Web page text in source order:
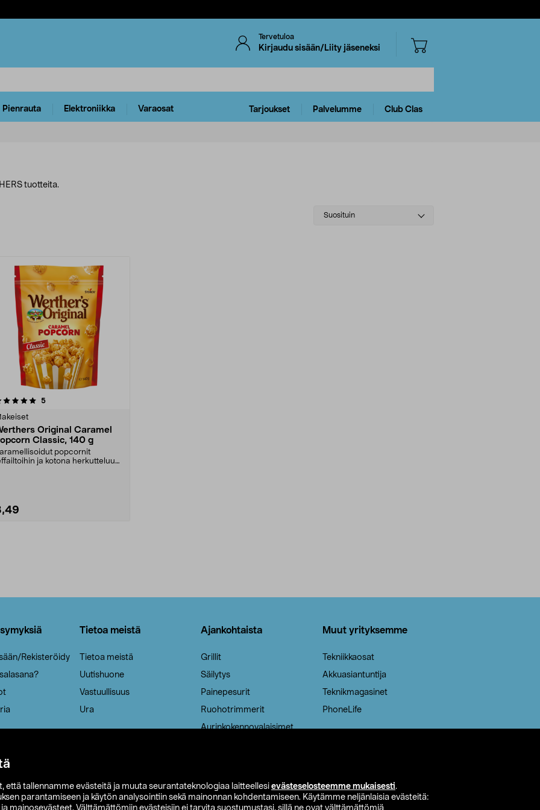
että tallennamme evästeitä ja muuta seurantateknologiaa laitteellesi evästeselosteemme mukaisesti.
parantamiseen ja käytön analysointiin sekä mainonnan kohdentamiseen. Käytämme neljänlaisia evästeitä:
mainosevästeet. Välttämättömiin evästeisiin ei tarvita suostumustasi, sillä ne ovat välttämättömiä
Tervetuloa
Kirjaudu sisään/Liity jäseneksi
Pienrauta Elektroniikka Varaosat Tarjoukset Palvelumme Club Clas
tuotteita.
Select
Suosituin
5arvostelut
Original Caramel
Classic, 140 g
popcornit
ja kotona herkutteluun.
Rekisteröidy
Tietoa meistä
Tietoa meistä
Uutishuone
Vastuullisuus
Ura
Ajankohtaista
Grillit
Säilytys
Painepesurit
Ruohotrimmerit
Aurinkokennovalaisimet
Muut yrityksemme
Tekniikkaosat
Akkuasiantuntija
Teknikmagasinet
PhoneLife